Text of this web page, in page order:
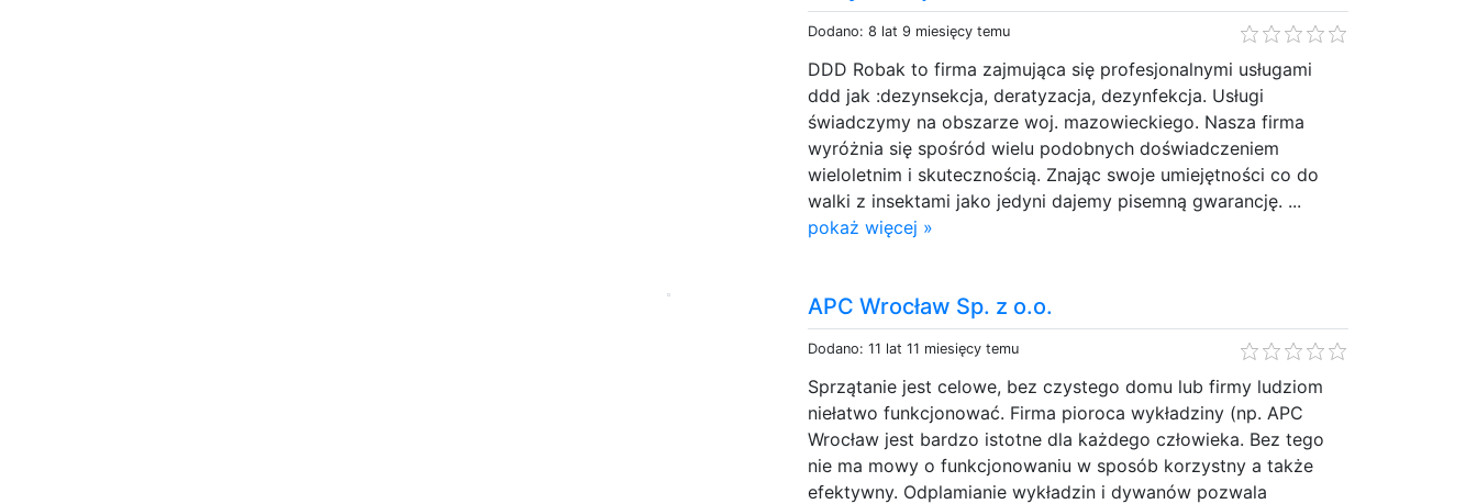
Dodano: 8 lat 9 miesięcy temu
DDD Robak to firma zajmująca się profesjonalnymi usługami
ddd jak :dezynsekcja, deratyzacja, dezynfekcja. Usługi
świadczymy na obszarze woj. mazowieckiego. Nasza firma
wyróżnia się spośród wielu podobnych doświadczeniem
wieloletnim i skutecznością. Znając swoje umiejętności co do
walki z insektami jako jedyni dajemy pisemną gwarancję. ...
pokaż więcej »
APC Wrocław Sp. z o.o.
Dodano: 11 lat 11 miesięcy temu
Sprzątanie jest celowe, bez czystego domu lub firmy ludziom
niełatwo funkcjonować. Firma pioroca wykładziny (np. APC
Wrocław jest bardzo istotne dla każdego człowieka. Bez tego
nie ma mowy o funkcjonowaniu w sposób korzystny a także
efektywny. Odplamianie wykładzin i dywanów pozwala